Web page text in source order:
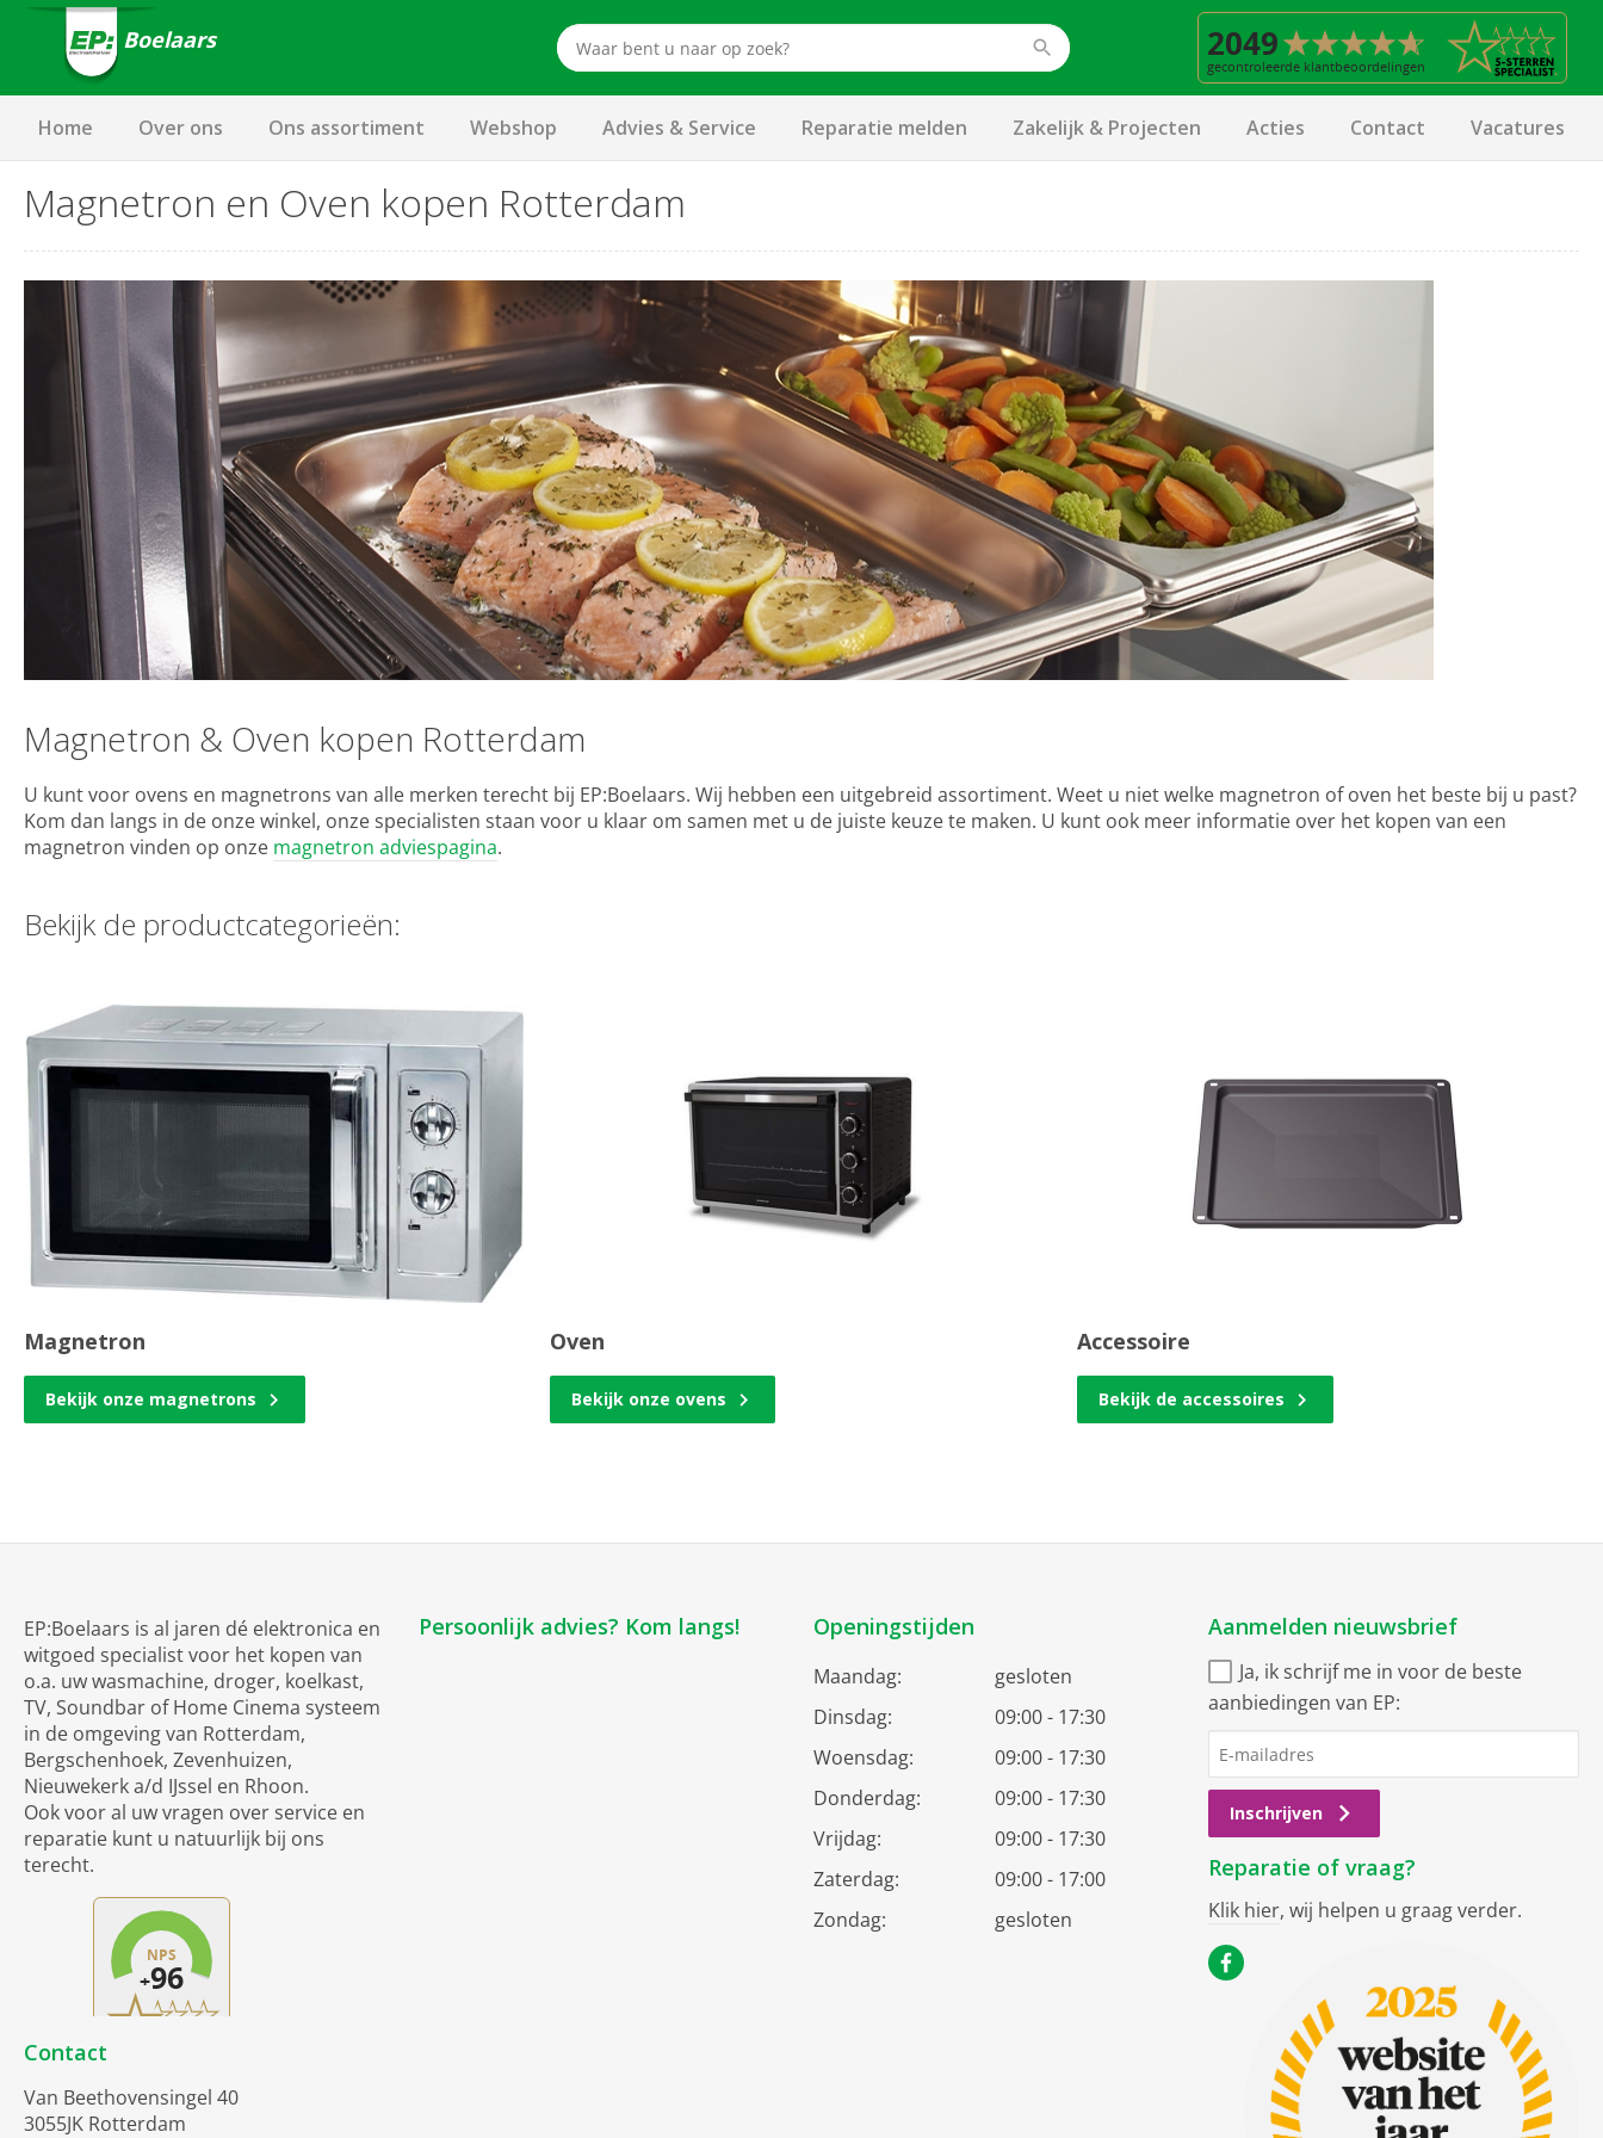
Boelaars
Home Over ons Ons assortiment Webshop Advies & Service Reparatie melden Zakelijk & Projecten Acties Contact Vacatures
Magnetron en Oven kopen Rotterdam
Magnetron & Oven kopen Rotterdam
U kunt voor ovens en magnetrons van alle merken terecht bij EP:Boelaars. Wij hebben een uitgebreid assortiment. Weet u niet welke magnetron of oven het beste bij u past?
Kom dan langs in de onze winkel, onze specialisten staan voor u klaar om samen met u de juiste keuze te maken. U kunt ook meer informatie over het kopen van een
magnetron vinden op onze magnetron adviespagina.
Bekijk de productcategorieën:
Magnetron
Bekijk onze magnetrons
Oven
Bekijk onze ovens
Accessoire
Bekijk de accessoires
EP:Boelaars is al jaren dé elektronica en
witgoed specialist voor het kopen van
o.a. uw wasmachine, droger, koelkast,
TV, Soundbar of Home Cinema systeem
in de omgeving van Rotterdam,
Bergschenhoek, Zevenhuizen,
Nieuwekerk a/d IJssel en Rhoon.
Ook voor al uw vragen over service en
reparatie kunt u natuurlijk bij ons
terecht.
Contact
Van Beethovensingel 40
3055JK Rotterdam
Persoonlijk advies? Kom langs! Openingstijden
Maandag:
gesloten
Dinsdag:
09:00 - 17:30
Woensdag:
09:00 - 17:30
Donderdag:
09:00 - 17:30
Vrijdag:
09:00 - 17:30
Zaterdag:
09:00 - 17:00
Zondag:
gesloten
Aanmelden nieuwsbrief
Ja, ik schrijf me in voor de beste
aanbiedingen van EP:
Inschrijven
Reparatie of vraag?
Klik hier, wij helpen u graag verder.